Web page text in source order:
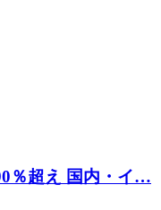
％超え 国内・イ…